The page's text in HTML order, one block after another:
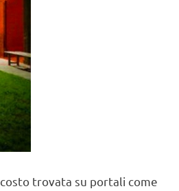
trovata su portali come